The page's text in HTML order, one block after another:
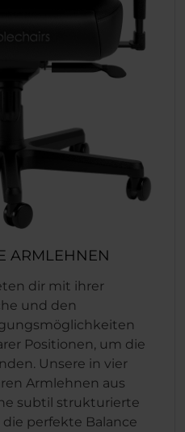
ARMLEHNEN
dir mit ihrer
und den
Positionen, um die
Unsere in vier
Armlehnen aus
subtil strukturierte
perfekte Balance